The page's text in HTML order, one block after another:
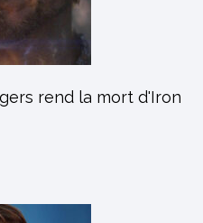
rend la mort d'Iron